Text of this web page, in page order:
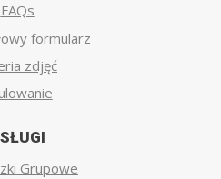
FAQs
formularz
zdjęć
Grupowe